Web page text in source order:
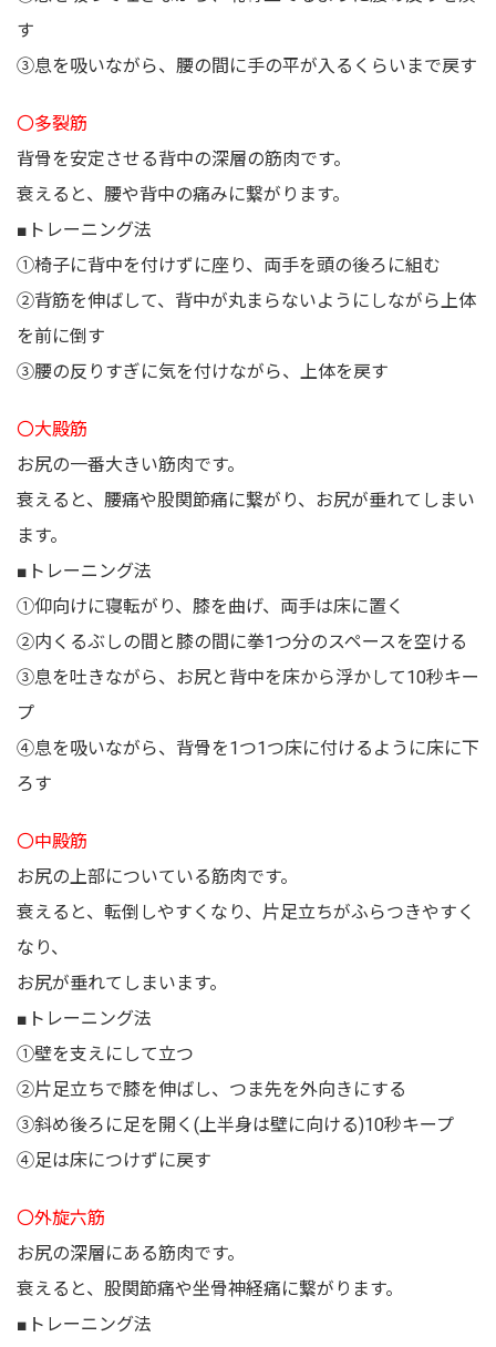
す
③息を吸いながら、腰の間に手の平が入るくらいまで戻す
〇多裂筋
背骨を安定させる背中の深層の筋肉です。
衰えると、腰や背中の痛みに繋がります。
■トレーニング法
①椅子に背中を付けずに座り、両手を頭の後ろに組む
②背筋を伸ばして、背中が丸まらないようにしながら上体
を前に倒す
③腰の反りすぎに気を付けながら、上体を戻す
〇大殿筋
お尻の一番大きい筋肉です。
衰えると、腰痛や股関節痛に繋がり、お尻が垂れてしまい
ます。
■トレーニング法
①仰向けに寝転がり、膝を曲げ、両手は床に置く
②内くるぶしの間と膝の間に拳1つ分のスペースを空ける
③息を吐きながら、お尻と背中を床から浮かして10秒キー
プ
④息を吸いながら、背骨を1つ1つ床に付けるように床に下
ろす
〇中殿筋
お尻の上部についている筋肉です。
衰えると、転倒しやすくなり、片足立ちがふらつきやすく
なり、
お尻が垂れてしまいます。
■トレーニング法
①壁を支えにして立つ
②片足立ちで膝を伸ばし、つま先を外向きにする
③斜め後ろに足を開く(上半身は壁に向ける)10秒キープ
④足は床につけずに戻す
〇外旋六筋
お尻の深層にある筋肉です。
衰えると、股関節痛や坐骨神経痛に繋がります。
■トレーニング法